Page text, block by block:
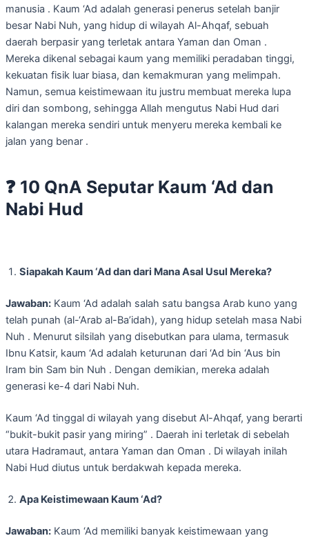
manusia . Kaum ‘Ad adalah generasi penerus setelah banjir
besar Nabi Nuh, yang hidup di wilayah Al-Ahqaf, sebuah
daerah berpasir yang terletak antara Yaman dan Oman .
Mereka dikenal sebagai kaum yang memiliki peradaban tinggi,
kekuatan fisik luar biasa, dan kemakmuran yang melimpah.
Namun, semua keistimewaan itu justru membuat mereka lupa
diri dan sombong, sehingga Allah mengutus Nabi Hud dari
kalangan mereka sendiri untuk menyeru mereka kembali ke
jalan yang benar .
❓ 10 QnA Seputar Kaum ‘Ad dan
Nabi Hud
Siapakah Kaum ‘Ad dan dari Mana Asal Usul Mereka?
Jawaban: Kaum ‘Ad adalah salah satu bangsa Arab kuno yang
telah punah (al-‘Arab al-Ba’idah), yang hidup setelah masa Nabi
Nuh . Menurut silsilah yang disebutkan para ulama, termasuk
Ibnu Katsir, kaum ‘Ad adalah keturunan dari ‘Ad bin ‘Aus bin
Iram bin Sam bin Nuh . Dengan demikian, mereka adalah
generasi ke-4 dari Nabi Nuh.
Kaum ‘Ad tinggal di wilayah yang disebut Al-Ahqaf, yang berarti
“bukit-bukit pasir yang miring” . Daerah ini terletak di sebelah
utara Hadramaut, antara Yaman dan Oman . Di wilayah inilah
Nabi Hud diutus untuk berdakwah kepada mereka.
Apa Keistimewaan Kaum ‘Ad?
Jawaban: Kaum ‘Ad memiliki banyak keistimewaan yang